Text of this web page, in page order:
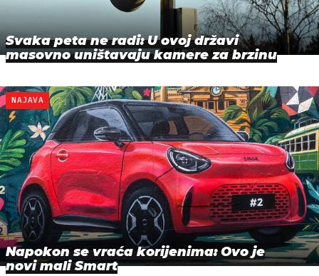
Svaka peta ne radi: U ovoj državi
masovno uništavaju kamere za brzinu
NAJAVA
Napokon se vraća korijenima: Ovo je
novi mali Smart